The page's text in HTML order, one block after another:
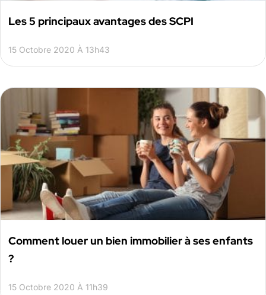
Les 5 principaux avantages des SCPI
15 Octobre 2020 À 13h43
Comment louer un bien immobilier à ses enfants
?
15 Octobre 2020 À 11h39